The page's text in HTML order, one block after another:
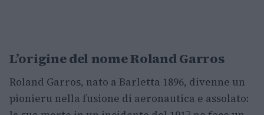
L’origine del nome Roland Garros
Roland Garros, nato a Barletta 1896, divenne un
pionieru nella fusione di aeronautica e assolato: